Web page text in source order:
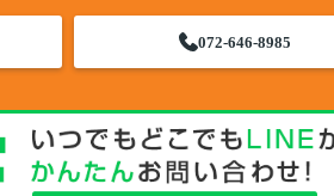
072-646-8985